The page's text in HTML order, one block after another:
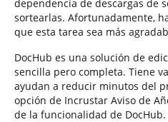
dependencia de descargas de
sortearlas. Afortunadamente,
que esta tarea sea más
DocHub es una solución de
sencilla pero completa. Tiene
ayudan a reducir minutos del
opción de Incrustar Aviso de
de la funcionalidad de DocHub.